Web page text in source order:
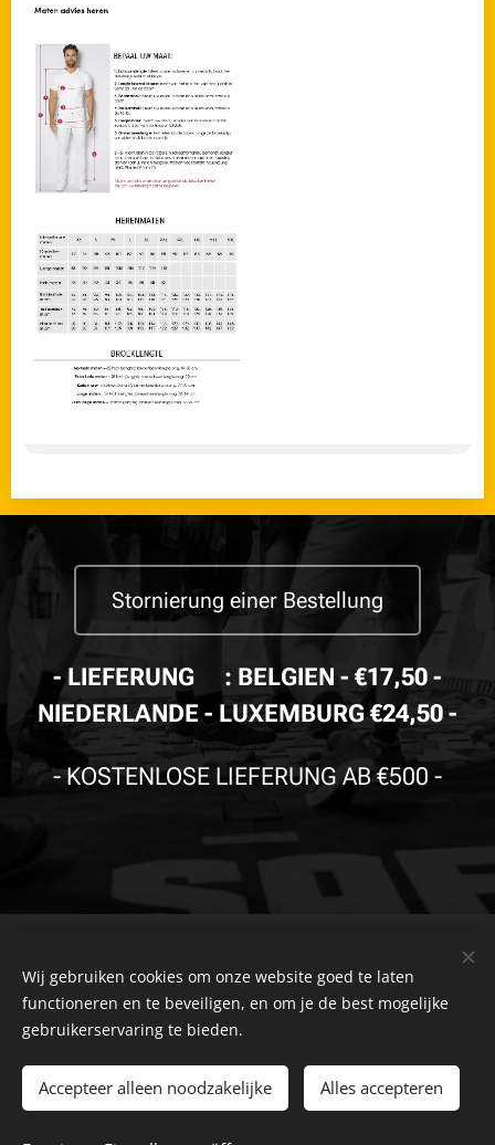
Stornierung einer Bestellung
- LIEFERUNG🚚 : BELGIEN - €17,50 -
NIEDERLANDE - LUXEMBURG €24,50 -
- KOSTENLOSE LIEFERUNG AB €500 -
vorbehalten. Powered byCombell
The VDB Store Company -Belgien
NR. Datenschutzrichtlinie-
Geschaftsbedingungen- Beschwerdeseite -Zurück
Seite-Widerrufsrecht
Wij gebruiken cookies om onze website goed te laten
functioneren en te beveiligen, en om je de best mogelijke
gebruikerservaring te bieden.
Accepteer alleen noodzakelijke Alles accepteren